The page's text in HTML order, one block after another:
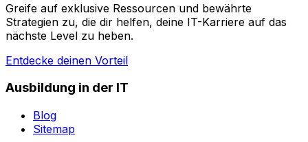
Greife auf exklusive Ressourcen und bewährte
Strategien zu, die dir helfen, deine IT-Karriere auf das
nächste Level zu heben.
Entdecke deinen Vorteil
Ausbildung in der IT
Blog
Sitemap